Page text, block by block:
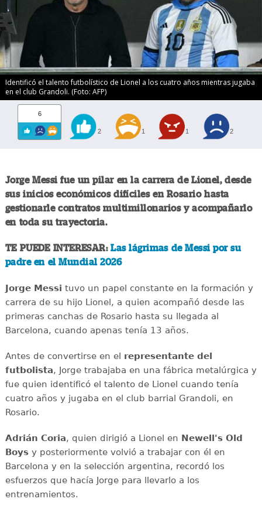
Identificó el talento futbolístico de Lionel a los cuatro años mientras jugaba
en el club Grandoli. (Foto: AFP)
6
2 1 1 2
Jorge Messi fue un pilar en la carrera de Lionel, desde
sus inicios económicos difíciles en Rosario hasta
gestionarle contratos multimillonarios y acompañarlo
en toda su trayectoria.
TE PUEDE INTERESAR:Las lágrimas de Messi por su
padre en el Mundial 2026
Jorge Messi tuvo un papel constante en la formación y
carrera de su hijo Lionel, a quien acompañó desde las
primeras canchas de Rosario hasta su llegada al
Barcelona, cuando apenas tenía 13 años.
Antes de convertirse en el representante del
futbolista, Jorge trabajaba en una fábrica metalúrgica y
fue quien identificó el talento de Lionel cuando tenía
cuatro años y jugaba en el club barrial Grandoli, en
Rosario.
Adrián Coria, quien dirigió a Lionel en Newell's Old
Boysy posteriormente volvió a trabajar con él en
Barcelona y en la selección argentina, recordó los
esfuerzos que hacía Jorge para llevarlo a los
entrenamientos.